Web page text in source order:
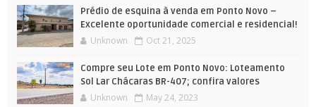
Prédio de esquina à venda em Ponto Novo –
Excelente oportunidade comercial e residencial!
Unknown Oct 21, 2025
Compre seu Lote em Ponto Novo: Loteamento
Sol Lar Chácaras BR-407; confira valores
Unknown May 24, 2023